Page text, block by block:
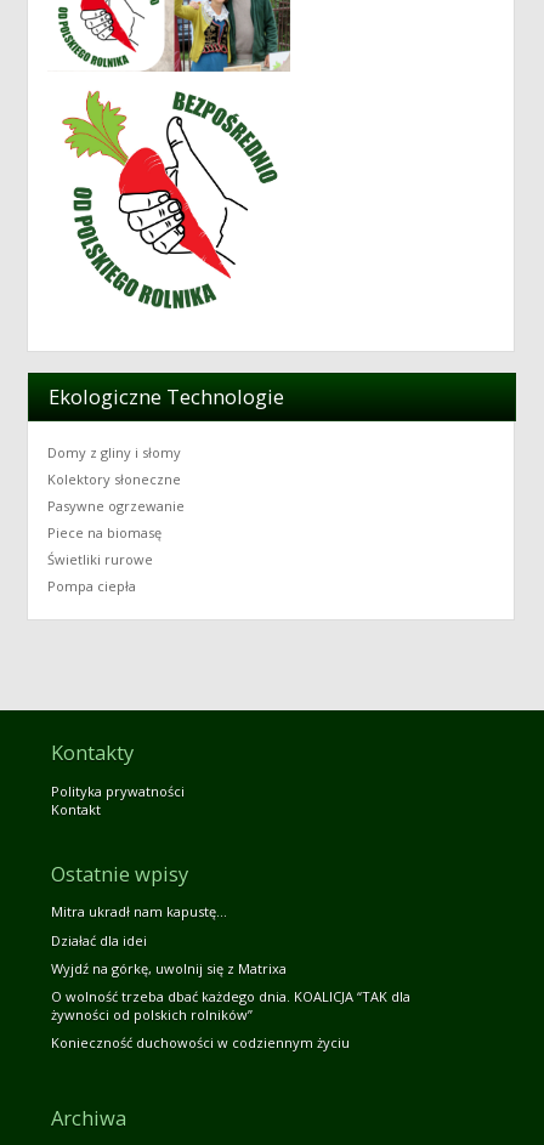
Ekologiczne Technologie
Domy z gliny i słomy
Kolektory słoneczne
Pasywne ogrzewanie
Piece na biomasę
Świetliki rurowe
Pompa ciepła
Kontakty
Polityka prywatności
Kontakt
Ostatnie wpisy
Mitra ukradł nam kapustę…
Działać dla idei
Wyjdź na górkę, uwolnij się z Matrixa
O wolność trzeba dbać każdego dnia. KOALICJA “TAK dla
żywności od polskich rolników”
Konieczność duchowości w codziennym życiu
Archiwa